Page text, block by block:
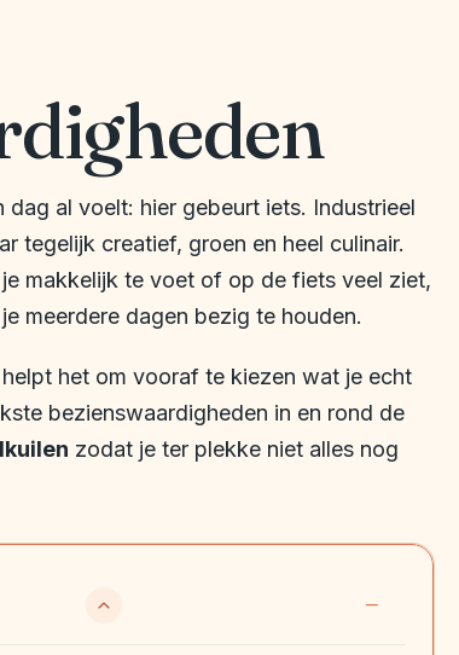
dag al voelt: hier gebeurt iets. Industrieel
tegelijk creatief, groen en heel culinair.
makkelijk te voet of op de fiets veel ziet,
meerdere dagen bezig te houden.
het om vooraf te kiezen wat je echt
bezienswaardigheden in en rond de
zodat je ter plekke niet alles nog